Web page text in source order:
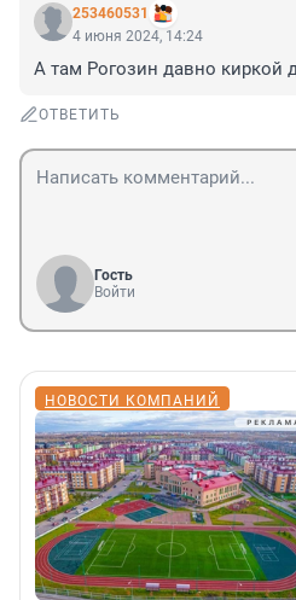
253460531
4 июня 2024, 14:24
А там Рогозин давно киркой
ОТВЕТИТЬ
Гость
Войти
НОВОСТИ КОМПАНИЙ